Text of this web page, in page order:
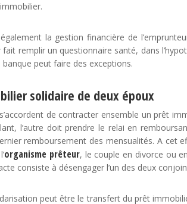
la gestion financière de
remplir un questionnaire santé, dans
peut faire des exceptions.
solidaire de deux époux
de contracter ensemble un prêt
l’autre doit prendre le relai en
remboursement des mensualités. A cet
organisme prêteur, le couple en divorce ou
consiste à désengager l’un des deux
peut être le transfert du prêt